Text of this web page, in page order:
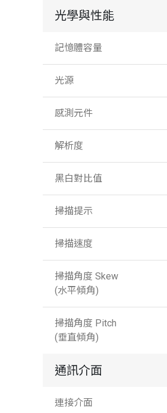
光學與性能
記憶體容量
光源
感測元件
解析度
黑白對比值
掃描提示
掃描速度
掃描角度 Skew
(水平傾角)
掃描角度 Pitch
(垂直傾角)
通訊介面
連接介面